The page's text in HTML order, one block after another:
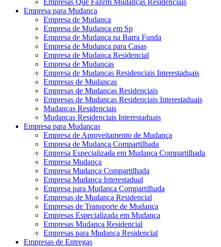
Empresa para Mudança
Empresa de Mudança
Empresa de Mudança em Sp
Empresa de Mudança na Barra Funda
Empresa de Mudança para Casas
Empresa de Mudança Residencial
Empresa de Mudanças
Empresa de Mudanças Residenciais Interestaduais
Empresas de Mudanças
Empresas de Mudanças Residenciais
Empresas de Mudanças Residenciais Interestaduais
Mudanças Residenciais
Mudanças Residenciais Interestaduais
Empresa para Mudanças
Empresa de Aproveitamento de Mudança
Empresa de Mudança Compartilhada
Empresa Especializada em Mudança Compartilhada
Empresa Mudança
Empresa Mudança Compartilhada
Empresa Mudança Interestadual
Empresa para Mudança Compartilhada
Empresas de Mudança Residencial
Empresas de Transporte de Mudança
Empresas Especializada em Mudança
Empresas Mudança Residencial
Empresas para Mudança Residencial
Empresas de Entregas